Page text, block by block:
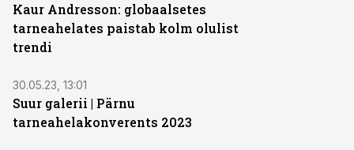
Kaur Andresson: globaalsetes
tarneahelates paistab kolm olulist
trendi
30.05.23, 13:01
Suur galerii | Pärnu
tarneahelakonverents 2023